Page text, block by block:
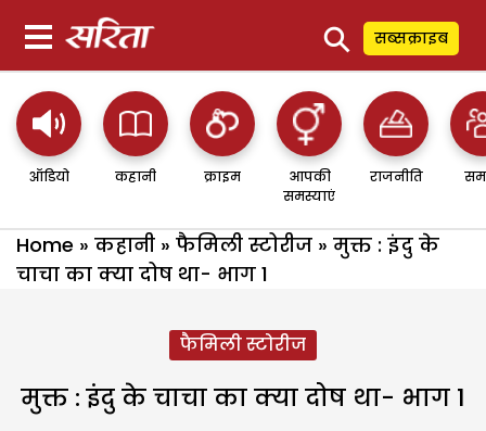
⚲ सब्सक्राइब
ऑडियो कहानी क्राइम
आपकी
समस्याएं
राजनीति
Home » कहानी » फैमिली स्टोरीज » मुक्त : इंदु के
चाचा का क्या दोष था- भाग 1
फैमिली स्टोरीज
मुक्त : इंदु के चाचा का क्या दोष था- भाग 1